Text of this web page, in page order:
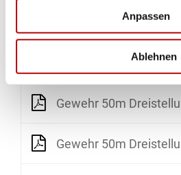
Anpassen
Ablehnen
Gewehr 50m Dreistellung
Gewehr 50m Dreistellung
Gewehr 50m Dreistellung